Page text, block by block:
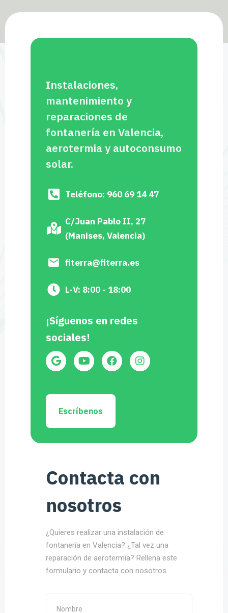
Instalaciones,
mantenimiento y
reparaciones de
fontanería en Valencia,
aerotermia y autoconsumo
solar.
Teléfono: 960 69 14 47
C/Juan Pablo II, 27
(Manises, Valencia)
fiterra@fiterra.es
L-V: 8:00 - 18:00
¡Síguenos en redes
sociales!
Escríbenos
Contacta con
nosotros
¿Quieres realizar una instalación de
fontanería en Valencia? ¿Tal vez una
reparación de aerotermia? Rellena este
formulario y contacta con nosotros.